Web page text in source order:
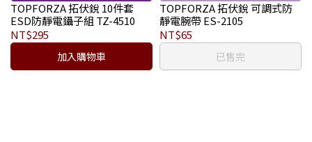
TOPFORZA 拓伏銳 10件套
ESD防靜電鑷子組 TZ-4510
NT$295
加入購物車
TOPFORZA 拓伏銳 可調式防
靜電腕帶 ES-2105
NT$65
已售完